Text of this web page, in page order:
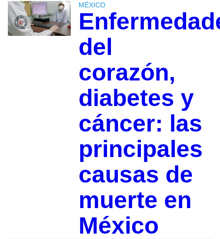
MÉXICO
del
corazón,
diabetes y
cáncer: las
principales
causas de
muerte en
México